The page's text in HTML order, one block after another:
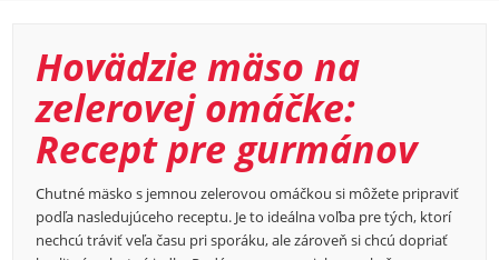
Hovädzie mäso na
zelerovej omáčke:
Recept pre gurmánov
Chutné mäsko s jemnou zelerovou omáčkou si môžete pripraviť
podľa nasledujúceho receptu. Je to ideálna voľba pre tých, ktorí
nechcú tráviť veľa času pri sporáku, ale zároveň si chcú dopriať